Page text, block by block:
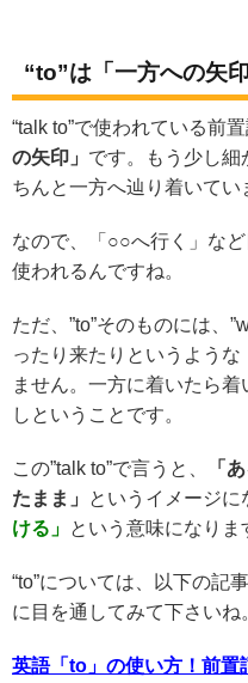
“to”は「一方への矢印
“talk to”で使われている前置
の矢印」 です。もう少し細
ちんと一方へ辿り着いてい
なので、「○○へ行く」な
使われるんですね。
ただ、”to”そのものには、
ったり来たりというよう
ません。一方に着いたら
しということです。
この”talk to”で言うと、
「
たまま」
というイメージに
ける」 という意味になりま
“to”については、以下の記
に目を通してみて下さいね
英語「to」の使い方！前置